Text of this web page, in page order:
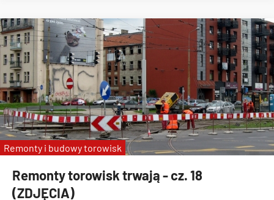
Remonty torowisk trwają - cz. 18
(ZDJĘCIA)
Remonty i budowy torowisk